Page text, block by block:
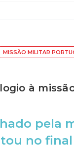
MISSÃO MILITAR
à
pela
no